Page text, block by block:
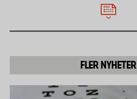
FLER NYHETER